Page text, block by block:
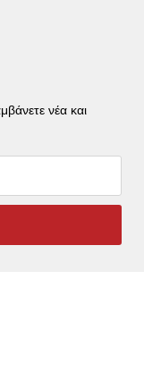
νέα και